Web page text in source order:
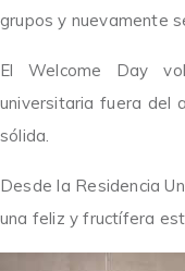
grupos y nuevamente
El Welcome Day
universitaria fuera del
sólida.
Desde la Residencia
una feliz y fructífera